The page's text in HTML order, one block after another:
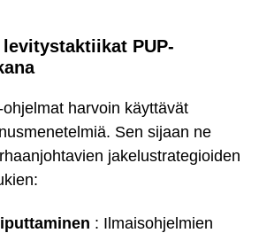
PUP-
harvoin käyttävät
Sen sijaan ne
jakelustrategioiden
: Ilmaisohjelmien